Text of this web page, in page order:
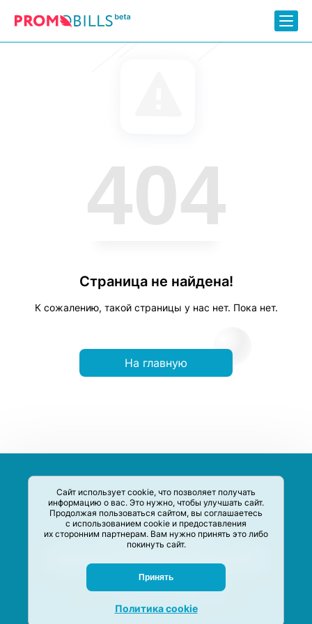
Сайт использует cookie, что позволяет получать
информацию о вас. Это нужно, чтобы улучшать сайт.
Продолжая пользоваться сайтом, вы соглашаетесь
с использованием cookie и предоставления
их сторонним партнерам. Вам нужно принять это либо
покинуть сайт.
Принять
Политика cookie
404
Страница не найдена!
К сожалению, такой страницы у нас нет. Пока нет.
На главную
систематизации акций и скидок на товары и услуги в РФ
Задать вопрос
© M-Social production 2020 –2026